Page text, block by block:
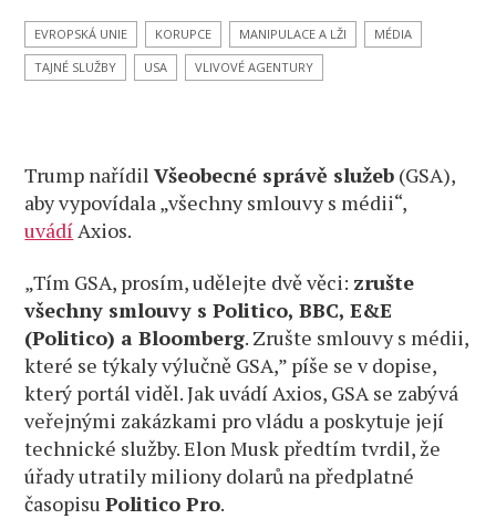
EVROPSKÁ UNIE KORUPCE MANIPULACE A LŽI
MÉDIA
TAJNÉ SLUŽBY
USA VLIVOVÉ AGENTURY
Trump nařídilVšeobecné správě služeb (GSA),
aby vypovídala „všechny smlouvy s médii“,
uvádíAxios.
„Tím GSA, prosím, udělejte dvě věci: zrušte
všechny smlouvy s Politico, BBC, E&E
(Politico) a Bloomberg. Zrušte smlouvy s médii,
které se týkaly výlučně GSA,” píše se v dopise,
který portál viděl. Jak uvádí Axios, GSA se zabývá
veřejnými zakázkami pro vládu a poskytuje její
technické služby. Elon Musk předtím tvrdil, že
úřady utratily miliony dolarů na předplatné
časopisuPolitico Pro.